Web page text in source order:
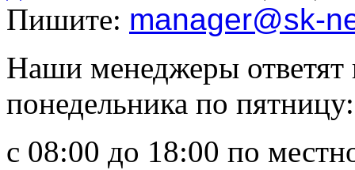
Пишите: manager@sk-
Наши менеджеры
понедельника по пятницу:
с 08:00 до 18:00 по